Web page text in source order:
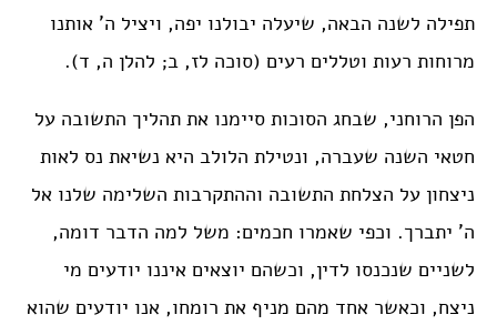
תפילה לשנה הבאה, שיעלה יבולנו יפה, ויציל ה’ אותנו
מרוחות רעות וטללים רעים (סוכה לז, ב; להלן ה, ד).
הפן הרוחני, שבחג הסוכות סיימנו את תהליך התשובה על
חטאי השנה שעברה, ונטילת הלולב היא נשיאת נס לאות
ניצחון על הצלחת התשובה וההתקרבות השלימה שלנו אל
ה’ יתברך. וכפי שאמרו חכמים: משל למה הדבר דומה,
לשניים שנכנסו לדין, וכשהם יוצאים איננו יודעים מי
ניצח, וכאשר אחד מהם מניף את רומחו, אנו יודעים שהוא